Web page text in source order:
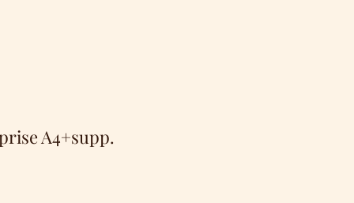
A4+supp.